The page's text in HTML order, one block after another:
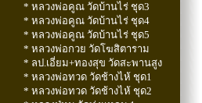
* หลวงพ่อคูณ วัดบ้านไร่ ชุด3
* หลวงพ่อคูณ วัดบ้านไร่ ชุด4
* หลวงพ่อคูณ วัดบ้านไร่ ชุด5
* หลวงพ่อกวย วัดโฆสิตาราม
* ลป.เอี่ยม+ทองสุข วัดสะพานสูง
* หลวงพ่อทวด วัดช้างไห้ ชุด1
* หลวงพ่อทวด วัดช้างไห้ ชุด2